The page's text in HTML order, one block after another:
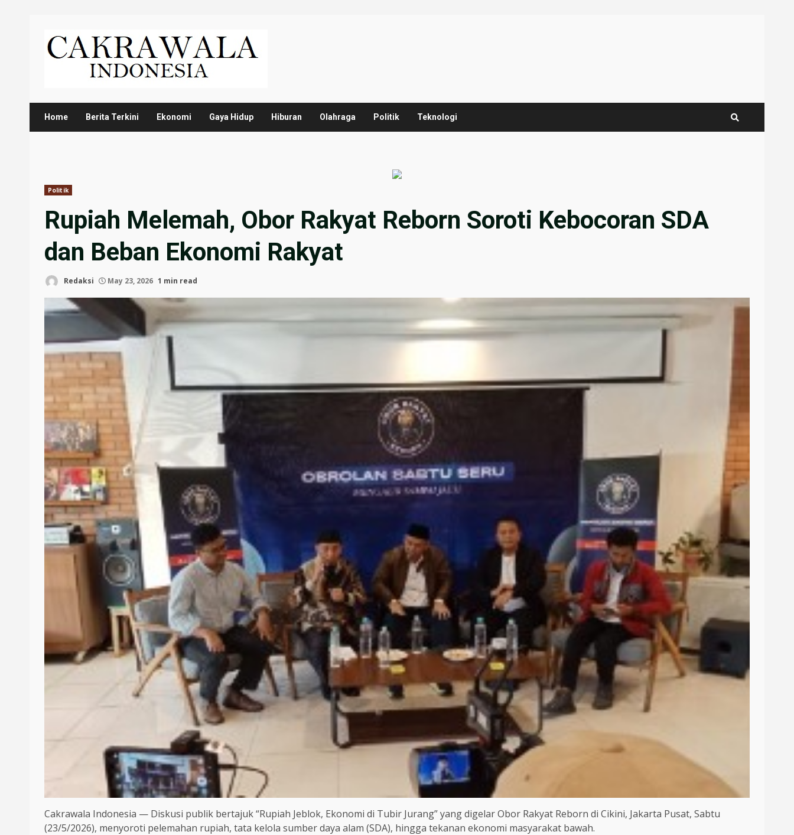
content
Home Berita Terkini Ekonomi Gaya Hidup Hiburan Olahraga Politik Teknologi
Politik
Rupiah Melemah, Obor Rakyat Reborn Soroti Kebocoran SDA
dan Beban Ekonomi Rakyat
Redaksi May 23, 2026 1 min read
Cakrawala Indonesia — Diskusi publik bertajuk “Rupiah Jeblok, Ekonomi di Tubir Jurang” yang digelar Obor Rakyat Reborn di Cikini, Jakarta Pusat, Sabtu
(23/5/2026), menyoroti pelemahan rupiah, tata kelola sumber daya alam (SDA), hingga tekanan ekonomi masyarakat bawah.